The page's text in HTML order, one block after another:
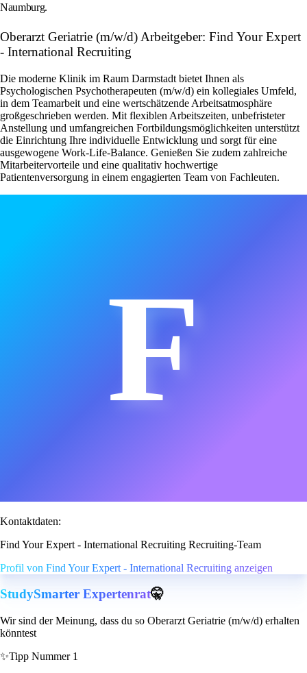
Naumburg.
Oberarzt Geriatrie (m/w/d) Arbeitgeber: Find Your Expert
- International Recruiting
Die moderne Klinik im Raum Darmstadt bietet Ihnen als
Psychologischen Psychotherapeuten (m/w/d) ein kollegiales Umfeld,
in dem Teamarbeit und eine wertschätzende Arbeitsatmosphäre
großgeschrieben werden. Mit flexiblen Arbeitszeiten, unbefristeter
Anstellung und umfangreichen Fortbildungsmöglichkeiten unterstützt
die Einrichtung Ihre individuelle Entwicklung und sorgt für eine
ausgewogene Work-Life-Balance. Genießen Sie zudem zahlreiche
Mitarbeitervorteile und eine qualitativ hochwertige
Patientenversorgung in einem engagierten Team von Fachleuten.
F
Kontaktdaten:
Find Your Expert - International Recruiting Recruiting-Team
Profil von Find Your Expert - International Recruiting anzeigen
StudySmarter Expertenrat🤫
Wir sind der Meinung, dass du so Oberarzt Geriatrie (m/w/d) erhalten
könntest
✨Tipp Nummer 1